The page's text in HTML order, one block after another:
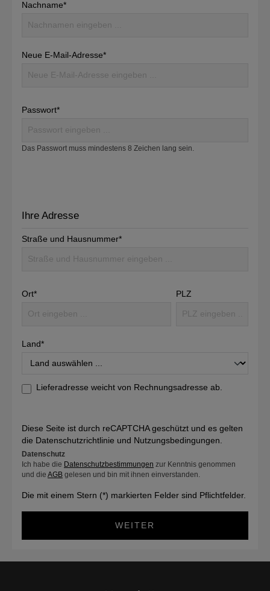
Nachname*
Neue E-Mail-Adresse*
Passwort*
Das Passwort muss mindestens 8 Zeichen lang sein.
Ihre Adresse
Straße und Hausnummer*
Ort* PLZ
Land*
Lieferadresse weicht von Rechnungsadresse ab.
Diese Seite ist durch reCAPTCHA geschützt und es gelten
die Datenschutzrichtlinie und Nutzungsbedingungen.
Datenschutz
Ich habe die Datenschutzbestimmungen zur Kenntnis genommen
und die AGB gelesen und bin mit ihnen einverstanden.
Die mit einem Stern (*) markierten Felder sind Pflichtfelder.
WEITER